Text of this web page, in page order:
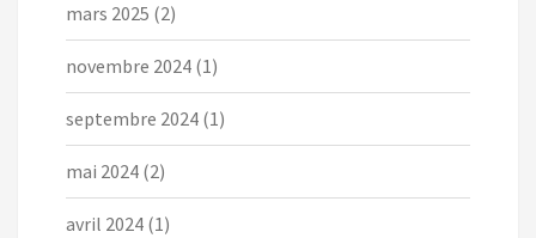
mars 2025 (2)
novembre 2024 (1)
septembre 2024 (1)
mai 2024 (2)
avril 2024 (1)